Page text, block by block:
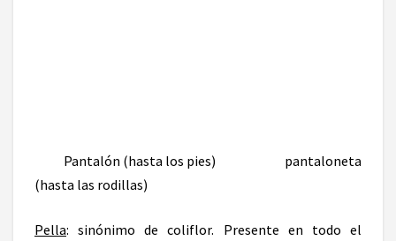
Pantalón (hasta los pies) pantaloneta
(hasta las rodillas)
Pella: sinónimo de coliflor. Presente en todo el